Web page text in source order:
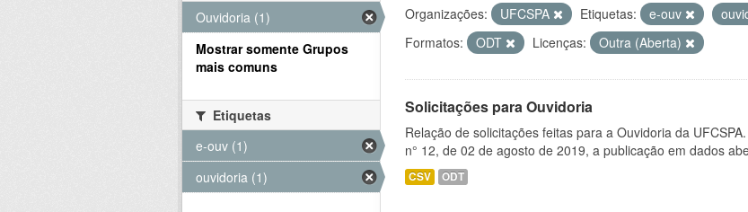
Organizações: UFCSPA Etiquetas: e-ouv
Formatos:
ODT Licenças: Outra (Aberta)
Solicitações para Ouvidoria
Relação de solicitações feitas para a Ouvidoria da
n° 12, de 02 de agosto de 2019, a publicação em dados
CSV ODT
Ouvidoria (1)
Mostrar somente Grupos
mais comuns
Etiquetas
e-ouv (1)
ouvidoria (1)